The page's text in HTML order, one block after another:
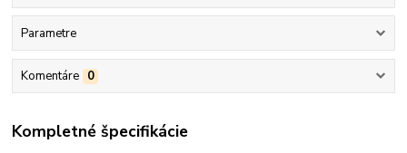
Parametre
Komentáre 0
Kompletné špecifikácie